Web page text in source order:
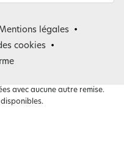
légales
cookies
avec aucune autre remise.